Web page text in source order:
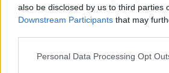
also be disclosed by us to third parties
Downstream Participants that may
Please note that this website/app uses
Personal Data Processing Opt
Agostini, Roberts, Márquez